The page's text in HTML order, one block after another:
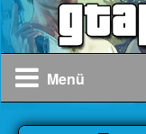
Menü